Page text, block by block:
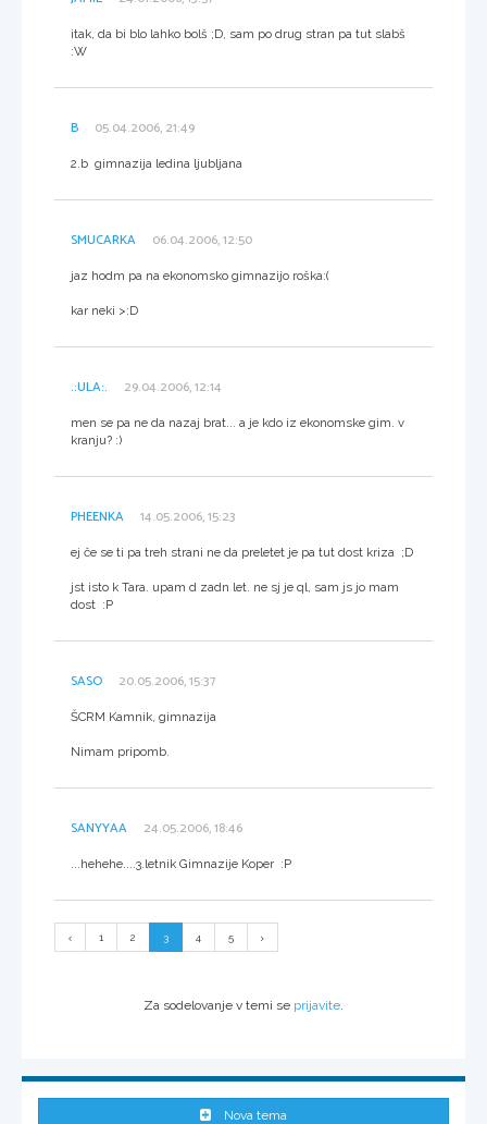
itak, da bi blo lahko bolš ;D, sam po drug stran pa tut slabš
:W
B 05.04.2006, 21:49
2.b gimnazija ledina ljubljana
SMUCARKA 06.04.2006, 12:50
jaz hodm pa na ekonomsko gimnazijo roška:(
kar neki >:D
.:ULA:. 29.04.2006, 12:14
men se pa ne da nazaj brat... a je kdo iz ekonomske gim. v
kranju? :)
PHEENKA 14.05.2006, 15:23
ej če se ti pa treh strani ne da preletet je pa tut dost kriza ;D
jst isto k Tara. upam d zadn let. ne sj je ql, sam js jo mam
dost :P
SASO 20.05.2006, 15:37
ŠCRM Kamnik, gimnazija
Nimam pripomb.
SANYYAA 24.05.2006, 18:46
...hehehe....3.letnik Gimnazije Koper :P
1 2 3 4 5
Za sodelovanje v temi se prijavite
Nova tema